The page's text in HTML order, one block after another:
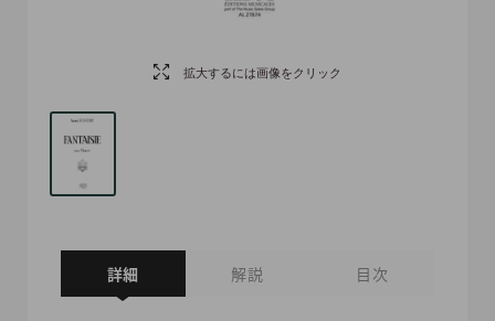
拡大するには画像をクリック
詳細 解説 目次